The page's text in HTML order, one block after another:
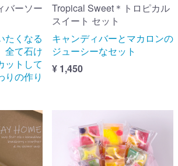
バーソー
たくなる
全て石け
ットして
りの作り
Tropical Sweet＊トロピカル
スイート セット
キャンディバーとマカロンの
ジューシーなセット
¥ 1,450